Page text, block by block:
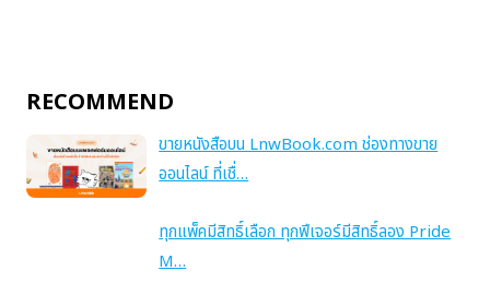
RECOMMEND
ขายหนังสือบน LnwBook.com ช่องทางขาย
ออนไลน์ ที่เชื่…
ทุกแพ็คมีสิทธิ์เลือก ทุกฟีเจอร์มีสิทธิ์ลอง Pride
M…